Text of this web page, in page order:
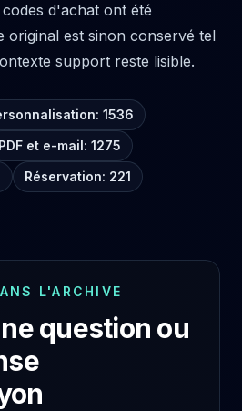
d'achat ont été
original est sinon conservé tel
support reste lisible.
1536
PDF et e-mail: 1275
Réservation: 221
L'ARCHIVE
question ou